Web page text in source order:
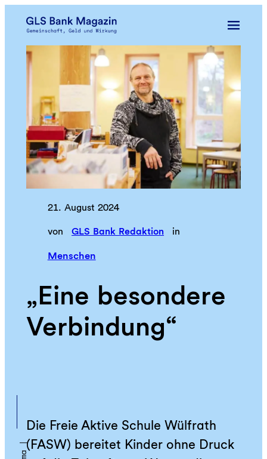
Inhalt
21. August 2024
von GLS Bank Redaktion in
Menschen
„Eine besondere
Verbindung“
Die Freie Aktive Schule Wülfrath
(FASW) bereitet Kinder ohne Druck